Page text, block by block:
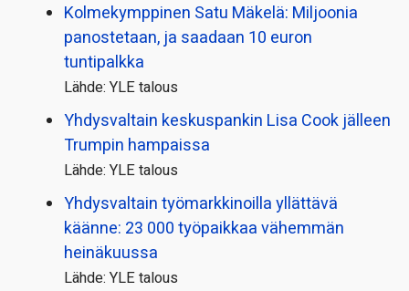
Kolmekymppinen Satu Mäkelä: Miljoonia
panostetaan, ja saadaan 10 euron
tuntipalkka
Lähde: YLE talous
Yhdysvaltain keskuspankin Lisa Cook jälleen
Trumpin hampaissa
Lähde: YLE talous
Yhdysvaltain työmarkkinoilla yllättävä
käänne: 23 000 työpaikkaa vähemmän
heinäkuussa
Lähde: YLE talous